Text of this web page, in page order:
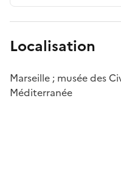
Localisation
Marseille ; musée des
Méditerranée